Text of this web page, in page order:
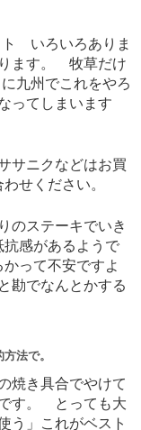
ト いろいろありま
ます。 牧草だけ
九州でこれをやろ
ってしまいます
サニクなどはお買
せください。
のステーキでいき
感があるようで
って不安ですよ
勘でなんとかする
法で。
焼き具合でやけて
す。 とっても大
う」これがベスト